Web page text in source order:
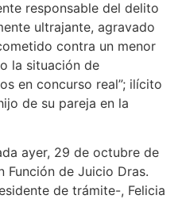
responsable del delito
ultrajante, agravado
contra un menor
la situación de
en concurso real”; ilícito
de su pareja en la
ayer, 29 de octubre de
Función de Juicio Dras.
de trámite-, Felicia